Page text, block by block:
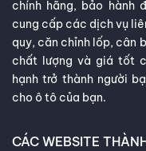
chính hãng, bảo hành
cung cấp các dịch vụ
quy, căn chỉnh lốp, cân
chất lượng và giá tốt
hạnh trở thành người
cho ô tô của bạn.
CÁC WEBSITE